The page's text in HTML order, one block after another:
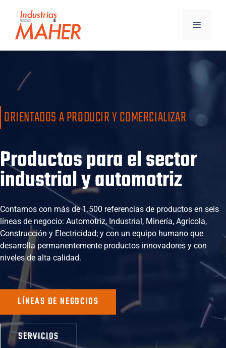
ORIENTADOS A PRODUCIR Y COMERCIALIZAR
Productos para el sector
industrial y automotriz
Contamos con más de 1.500 referencias de productos en seis
líneas de negocio: Automotriz, Industrial, Minería, Agrícola,
Construcción y Electricidad; y con un equipo humano que
desarrolla permanentemente productos innovadores y con
niveles de alta calidad.
LÍNEAS DE NEGOCIOS
SERVICIOS